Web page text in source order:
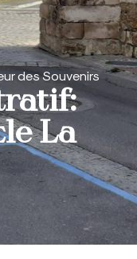
des Souvenirs
La